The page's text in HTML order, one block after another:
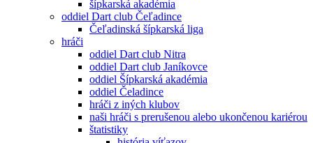
šípkarská akadémia
oddiel Dart club Čeľadince
Čeľadinská šípkarská liga
hráči
oddiel Dart club Nitra
oddiel Dart club Janíkovce
oddiel Šípkarská akadémia
oddiel Čeladince
hráči z iných klubov
naši hráči s prerušenou alebo ukončenou kariérou
štatistiky